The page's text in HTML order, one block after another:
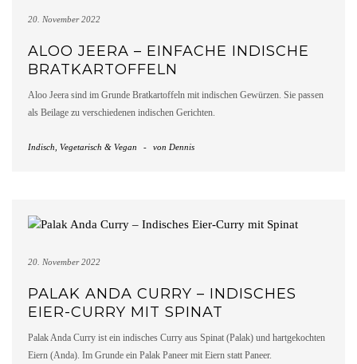
20. November 2022
ALOO JEERA – EINFACHE INDISCHE
BRATKARTOFFELN
Aloo Jeera sind im Grunde Bratkartoffeln mit indischen Gewürzen. Sie passen
als Beilage zu verschiedenen indischen Gerichten.
Indisch, Vegetarisch & Vegan - von Dennis
20. November 2022
PALAK ANDA CURRY – INDISCHES
EIER-CURRY MIT SPINAT
Palak Anda Curry ist ein indisches Curry aus Spinat (Palak) und hartgekochten
Eiern (Anda). Im Grunde ein Palak Paneer mit Eiern statt Paneer.